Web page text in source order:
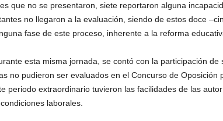
que no se presentaron, siete reportaron alguna
no llegaron a la evaluación, siendo de estos doce
fase de este proceso, inherente a la reforma
esta misma jornada, se contó con la participación de
no pudieron ser evaluados en el Concurso de Oposición
periodo extraordinario tuvieron las facilidades de las
laborales.